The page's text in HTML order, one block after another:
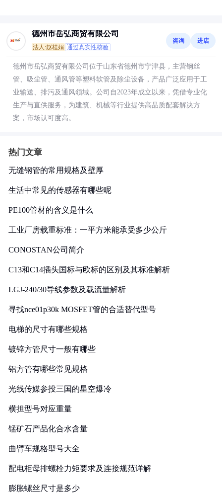
德州市岳弘商贸有限公司
法人:赵桂娟 通过真实性核验
咨询 进店
德州市岳弘商贸有限公司位于山东省德州市宁津县，主营钢丝
管、吸尘管、通风管等塑料软管及除尘设备，产品广泛应用于工
业输送、排污及通风领域。公司自2023年成立以来，凭借专业化
生产与直供服务，为建筑、机械等行业提供高品质配套解决方
案，市场认可度高。
热门文章
无缝钢管的常用规格及壁厚
生活中常见的传感器有哪些呢
PE100管材的含义是什么
工业厂房载重标准：一平方米能承受多少公斤
CONOSTAN公司简介
C13和C14插头国标与欧标的区别及其标准解析
LGJ-240/30导线参数及载流量解析
寻找nce01p30k MOSFET管的合适替代型号
电梯的尺寸有哪些规格
镀锌方管尺寸一般有哪些
铝方管有哪些常见规格
光线传媒参投三国的星空爆冷
横担型号对应重量
锰矿石产品化合水含量
曲臂车规格型号大全
配电柜母排螺栓力矩要求及连接规范详解
膨胀螺丝尺寸是多少